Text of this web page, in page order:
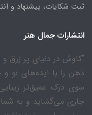
ثبت شکایات، پیشنهاد و
انتشارات جمال هنر
“کاوش در دنیای پر زرق
ذهن را با ایده‌های نو و
سوی درک عمیق‌تر
جاری می‌گشاید و به